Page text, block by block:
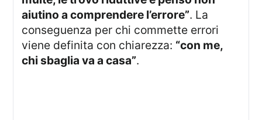
aiutino a comprendere l’errore”. La
conseguenza per chi commette errori
viene definita con chiarezza: “con me,
chi sbaglia va a casa”.